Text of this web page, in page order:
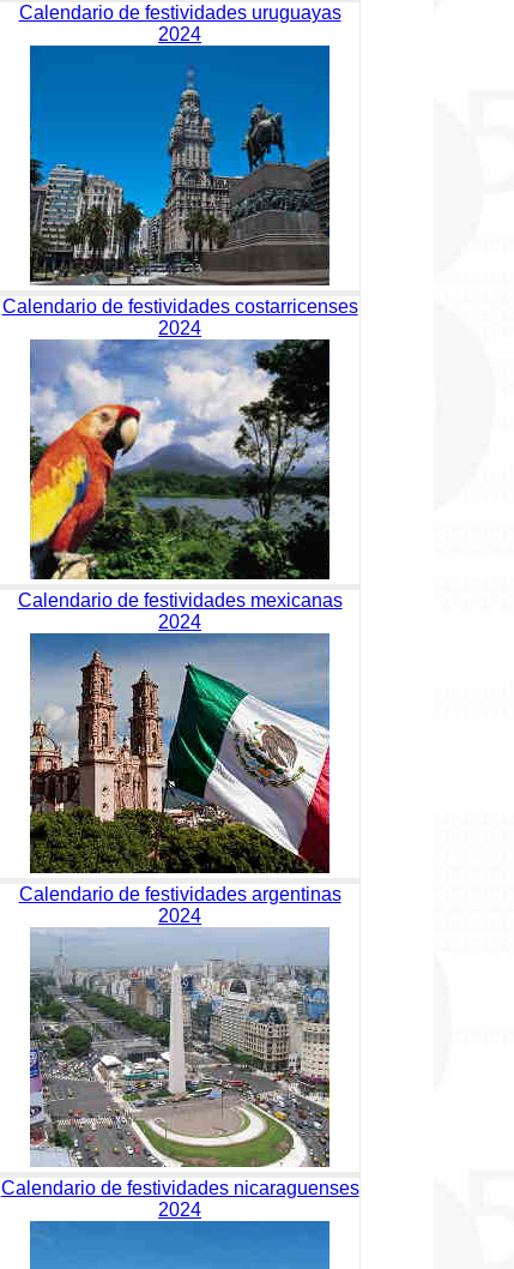
Calendario de festividades uruguayas
2024
Calendario de festividades costarricenses
2024
Calendario de festividades mexicanas
2024
Calendario de festividades argentinas
2024
Calendario de festividades nicaraguenses
2024